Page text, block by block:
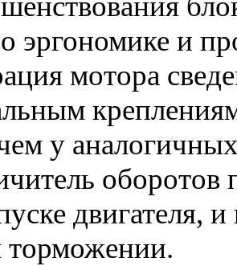
эргономике и
мотора
у
оборотов
двигателя,
торможении.